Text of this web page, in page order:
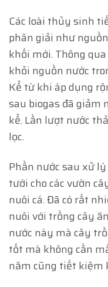
Các loài thủy sinh
phân giải như
khối mới. Thông
khỏi nguồn nước
Kể từ khi áp dụng
sau biogas đã giảm
kể. Lần lượt nước
lọc.
Phần nước sau xử
tưới cho các vườn
nuôi cá. Đã có rất
nuôi với trồng cây
nước này mà cây
tốt mà không cần
năm cũng tiết kiệm